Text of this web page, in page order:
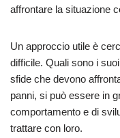
affrontare la situazione
Un approccio utile è
difficile. Quali sono i
sfide che devono
panni, si può essere in
comportamento e di
trattare con loro.